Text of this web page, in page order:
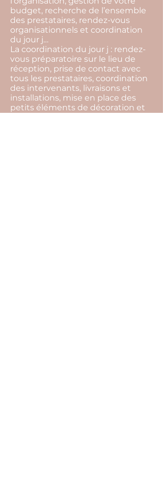
budget, recherche de l’ensemble
des prestataires, rendez-vous
organisationnels et coordination
du jour j…
La coordination du jour j : rendez-
vous préparatoire sur le lieu de
réception, prise de contact avec
tous les prestataires, coordination
des intervenants, livraisons et
installations, mise en place des
petits éléments de décoration et